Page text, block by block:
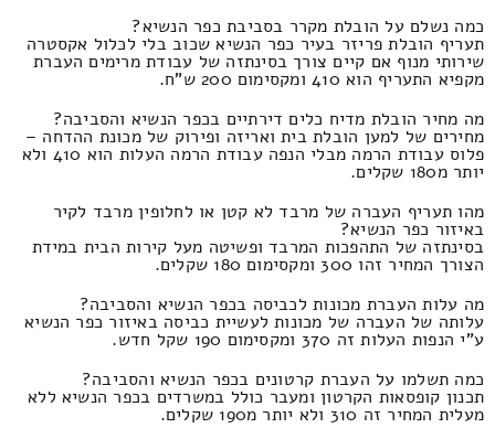
כמה נשלם על הובלת מקרר בסביבת כפר הנשיא?
תעריף הובלת פריזר בעיר כפר הנשיא שכוב בלי לכלול אקסטרה
שירותי מנוף אם קיים צורך בסינתזה של עבודת מרימים העברת
מקפיא התעריף הוא 410 ומקסימום 200 ש"ח.
מה מחיר הובלת מדיח כלים דירתיים בכפר הנשיא והסביבה?
מחירים של למען הובלת בית ואריזה ופירוק של מכונת ההדחה –
פלוס עבודת הרמה מבלי הנפה עבודת הרמה העלות הוא 410 ולא
יותר מ180 שקלים.
מהו תעריף העברה של מרבד לא קטן או לחלופין מרבד לקיר
באיזור כפר הנשיא?
בסינתזה של התהפכות המרבד ופשיטה מעל קירות הבית במידת
הצורך המחיר זהו 300 ומקסימום 180 שקלים.
מה עלות העברת מכונות לכביסה בכפר הנשיא והסביבה?
עלותה של העברה של מכונות לעשיית כביסה באיזור כפר הנשיא
ע"י הנפות העלות זה 370 ומקסימום 190 שקל חדש.
כמה תשלמו על העברת קרטונים בכפר הנשיא והסביבה?
תכנון קופסאות הקרטון ומעבר כולל במשרדים בכפר הנשיא ללא
מעלית המחיר זה 310 ולא יותר מ190 שקלים.